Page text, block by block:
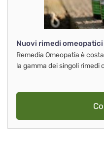
Nuovi rimedi omeopatici
Remedia Omeopatia è
la gamma dei singoli rimedi